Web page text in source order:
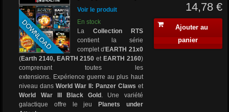
DOWNLOAD
Voir le produit
En stock
La Collection RTS
contient la série
complet d'EARTH 21x0
(Earth 2140, EARTH 2150etEARTH 2160)
comprenant toutes les
extensions. Expérience guerre au plus haut
niveau dansWorld War II: Panzer Claws et
World War III Black Gold . Une variété
galactique offre le jeu
Planets under
14,78 €
Ajouter au
panier